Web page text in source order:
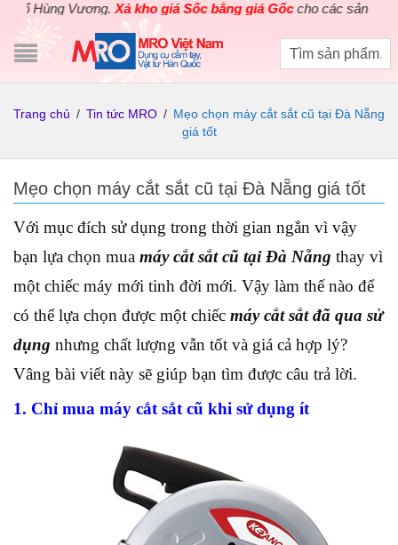
Vương.Xả kho giá Sốc bằng giá Gốccho các sản phẩm
Trang chủ / Tin tức MRO / Mẹo chọn máy cắt sắt cũ tại Đà Nẵng
giá tốt
Mẹo chọn máy cắt sắt cũ tại Đà Nẵng giá tốt
Với mục đích sử dụng trong thời gian ngắn vì vậy
bạn lựa chọn mua máy cắt sắt cũ tại Đà Nẵng thay vì
một chiếc máy mới tinh đời mới. Vậy làm thế nào để
có thể lựa chọn được một chiếc máy cắt sắt đã qua sử
dụng nhưng chất lượng vẫn tốt và giá cả hợp lý?
Vâng bài viết này sẽ giúp bạn tìm được câu trả lời.
1. Chỉ mua máy cắt sắt cũ khi sử dụng ít